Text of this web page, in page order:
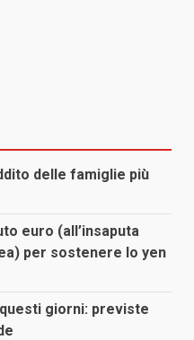
delle famiglie più
euro (all’insaputa
per sostenere lo yen
giorni: previste